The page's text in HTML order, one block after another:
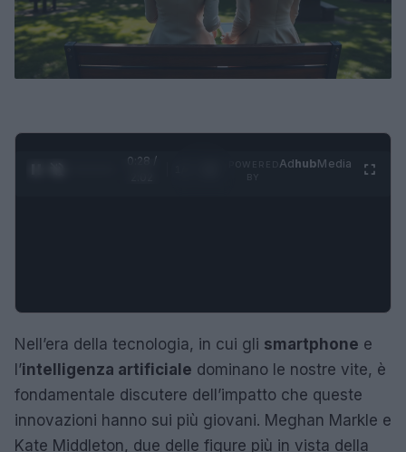
0:29 /
AdhubMedia
Nell’era della tecnologia, in cui gli smartphone e
l’intelligenza artificiale dominano le nostre vite, è
fondamentale discutere dell’impatto che queste
innovazioni hanno sui più giovani. Meghan Markle e
Kate Middleton, due delle figure più in vista della